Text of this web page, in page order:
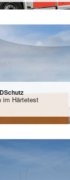
im Härtetest